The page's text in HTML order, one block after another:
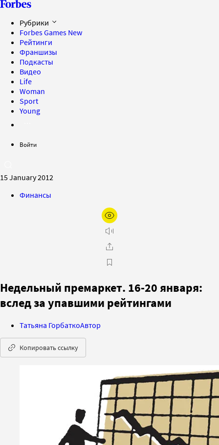
Рубрики
Forbes Games New
Рейтинги
Франшизы
Подкасты
Видео
Life
Woman
Sport
Young
Войти
15 January 2012
Финансы
Недельный премаркет. 16-20 января:
вслед за упавшими рейтингами
Татьяна ГорбаткоАвтор
Копировать ссылку